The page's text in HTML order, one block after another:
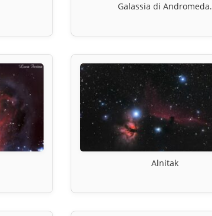
Galassia di Andromeda.
Alnitak